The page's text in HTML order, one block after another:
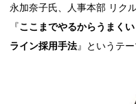
永加奈子氏、人事本部 リク
『ここまでやるからうまく
ライン採用手法』というテ